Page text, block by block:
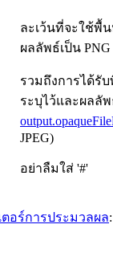
ละเว้นที่จะใช้พื้
ผลลัพธ์เป็น PNG
รวมถึงการได้รั
ระบุไว้และผลลั
JPEG)
อย่าลืมใส่ '#'
ตอร์การประมวลผล: